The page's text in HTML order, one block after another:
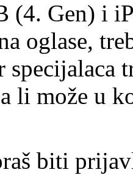
(4. Gen) i
oglase,
li može u
biti